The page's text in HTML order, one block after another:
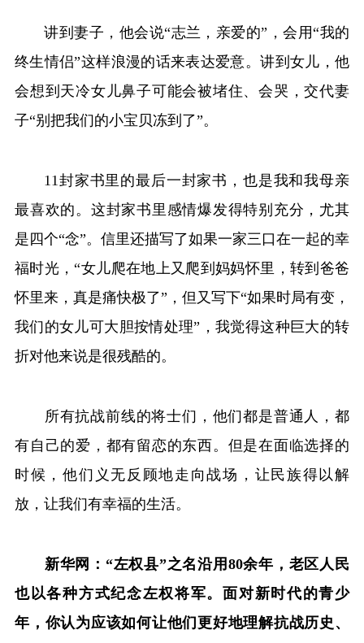
讲到妻子，他会说“志兰，亲爱的”，会用“我的
终生情侣”这样浪漫的话来表达爱意。讲到女儿，他
会想到天冷女儿鼻子可能会被堵住、会哭，交代妻
子“别把我们的小宝贝冻到了”。
11封家书里的最后一封家书，也是我和我母亲
最喜欢的。这封家书里感情爆发得特别充分，尤其
是四个“念”。信里还描写了如果一家三口在一起的幸
福时光，“女儿爬在地上又爬到妈妈怀里，转到爸爸
怀里来，真是痛快极了”，但又写下“如果时局有变，
我们的女儿可大胆按情处理”，我觉得这种巨大的转
折对他来说是很残酷的。
所有抗战前线的将士们，他们都是普通人，都
有自己的爱，都有留恋的东西。但是在面临选择的
时候，他们义无反顾地走向战场，让民族得以解
放，让我们有幸福的生活。
新华网：“左权县”之名沿用80余年，老区人民
也以各种方式纪念左权将军。面对新时代的青少
年，你认为应该如何让他们更好地理解抗战历史、